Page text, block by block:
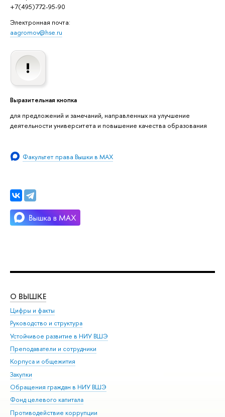
+7(495)772-95-90
Электронная почта:
aagromov@hse.ru
Выразительная кнопка
для предложений и замечаний, направленных на улучшение
деятельности университета и повышение качества образования
Факультет права Вышки в MAX
О ВЫШКЕ
Цифры и факты
Руководство и структура
Устойчивое развитие в НИУ ВШЭ
Преподаватели и сотрудники
Корпуса и общежития
Закупки
Обращения граждан в НИУ ВШЭ
Фонд целевого капитала
Противодействие коррупции